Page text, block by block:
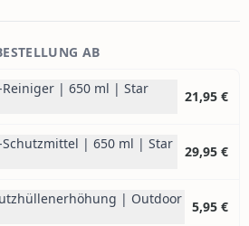
AB
Reiniger | 650 ml | Star
21,95 €
Schutzmittel | 650 ml | Star
29,95 €
| Outdoor 5,95 €